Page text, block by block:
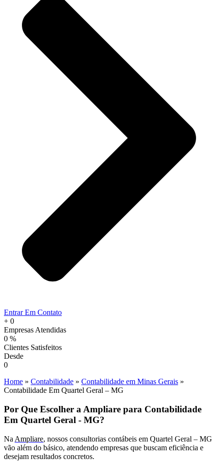
Entrar Em Contato
+ 0
Empresas Atendidas
0 %
Clientes Satisfeitos
Desde
0
Home » Contabilidade » Contabilidade em Minas Gerais »
Contabilidade Em Quartel Geral – MG
Por Que Escolher a Ampliare para Contabilidade
Em Quartel Geral - MG?
Na Ampliare, nossos consultorias contábeis em Quartel Geral – MG
vão além do básico, atendendo empresas que buscam eficiência e
desejam resultados concretos.